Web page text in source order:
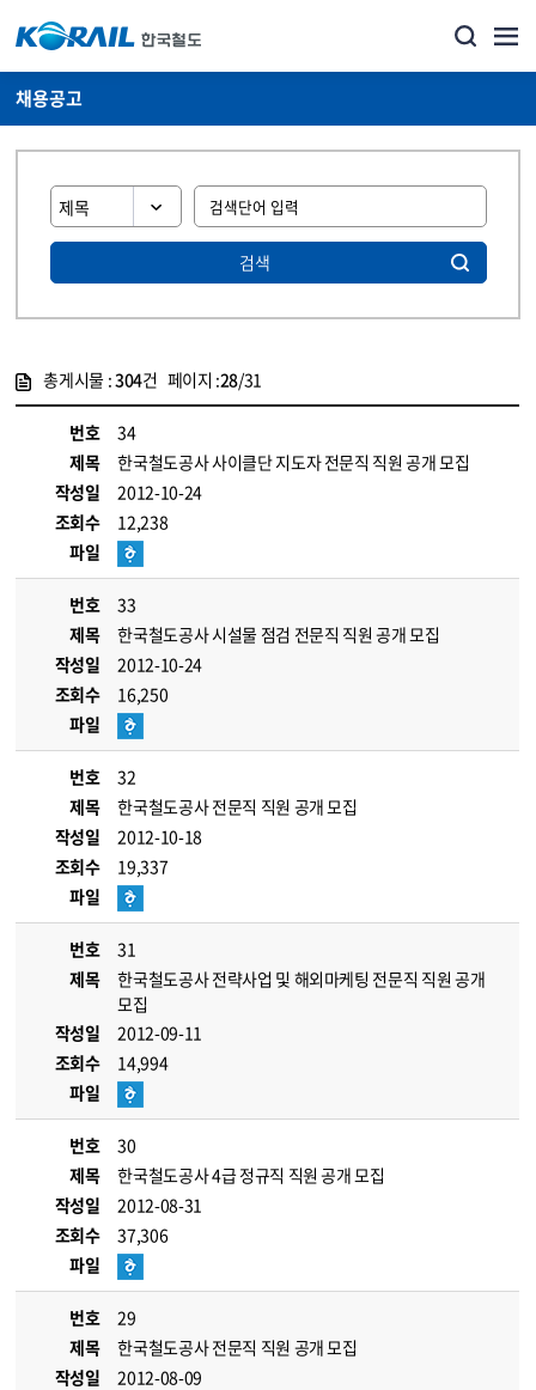
채용공고
검색
총게시물 :304건 페이지 :28/31
번호
34
제목
한국철도공사 사이클단 지도자 전문직 직원 공개 모집
작성일
2012-10-24
조회수
12,238
파일
번호
33
제목
한국철도공사 시설물 점검 전문직 직원 공개 모집
작성일
2012-10-24
조회수
16,250
파일
번호
32
제목
한국철도공사 전문직 직원 공개 모집
작성일
2012-10-18
조회수
19,337
파일
번호
31
제목
한국철도공사 전략사업 및 해외마케팅 전문직 직원 공개
모집
작성일
2012-09-11
조회수
14,994
파일
번호
30
제목
한국철도공사 4급 정규직 직원 공개 모집
작성일
2012-08-31
조회수
37,306
파일
번호
29
제목
한국철도공사 전문직 직원 공개 모집
작성일
2012-08-09